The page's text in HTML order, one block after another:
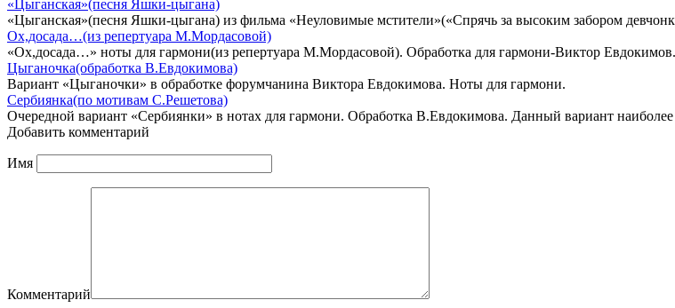
«Цыганская»(песня Яшки-цыгана)
«Цыганская»(песня Яшки-цыгана) из фильма «Неуловимые мстители»(«Спрячь за высоким забором
Ох,досада…(из репертуара М.Мордасовой)
«Ох,досада…» ноты для гармони(из репертуара М.Мордасовой). Обработка для гармони-Виктор Евдокимов.
Цыганочка(обработка В.Евдокимова)
Вариант «Цыганочки» в обработке форумчанина Виктора Евдокимова. Ноты для гармони.
Сербиянка(по мотивам С.Решетова)
Очередной вариант «Сербиянки» в нотах для гармони. Обработка В.Евдокимова. Данный вариант
Добавить комментарий
Имя
Комментарий